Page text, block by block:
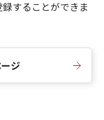
することができま
ジ